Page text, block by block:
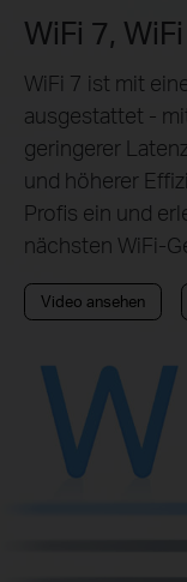
WiFi 7,
WiFi 7 ist mit
ausgestattet -
geringerer
und höherer
Profis ein und
nächsten WiFi-
Video ansehen